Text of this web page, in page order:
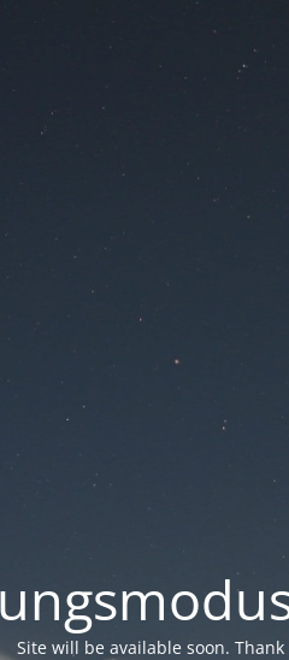
Site will be available soon.